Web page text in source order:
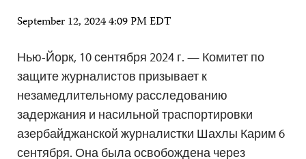
September 12, 2024 4:09 PM EDT
Нью-Йорк, 10 сентября 2024 г. — Комитет по
защите журналистов призывает к
незамедлительному расследованию
задержания и насильной траспортировки
азербайджанской журналистки Шахлы Карим 6
сентября. Она была освобождена через